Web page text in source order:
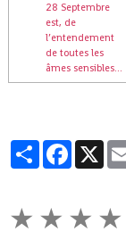
28 Septembre
est, de
l’entendement
de toutes les
âmes sensibles...
PartagerFacebook
X
★ ★ ★ ★